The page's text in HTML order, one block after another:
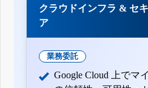
クラウドインフラ & セ
ア
業務委託
Google Cloud 上でマ